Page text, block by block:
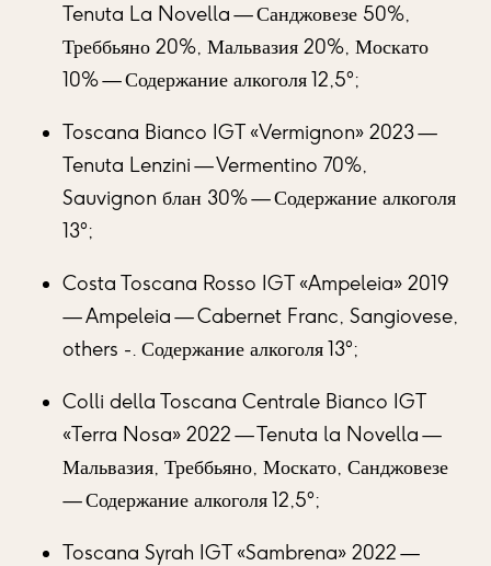
Tenuta La Novella — Санджовезе 50%,
Треббьяно 20%, Мальвазия 20%, Москато
10% — Содержание алкоголя 12,5°;
Toscana Bianco IGT «Vermignon» 2023 —
Tenuta Lenzini — Vermentino 70%,
Sauvignon блан 30% — Содержание алкоголя
13°;
Costa Toscana Rosso IGT «Ampeleia» 2019
— Ampeleia — Cabernet Franc, Sangiovese,
others -. Содержание алкоголя 13°;
Colli della Toscana Centrale Bianco IGT
«Terra Nosa» 2022 — Tenuta la Novella —
Мальвазия, Треббьяно, Москато, Санджовезе
— Содержание алкоголя 12,5°;
Toscana Syrah IGT «Sambrena» 2022 —